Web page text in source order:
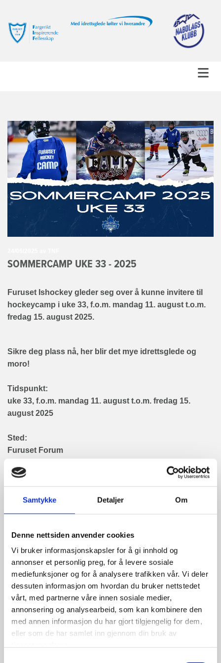
Samtykke Detaljer Om
Denne nettsiden anvender cookies
Vi bruker informasjonskapsler for å gi innhold og
annonser et personlig preg, for å levere sosiale
mediefunksjoner og for å analysere trafikken vår. Vi deler
dessuten informasjon om hvordan du bruker nettstedet
vårt, med partnerne våre innen sosiale medier,
annonsering og analysearbeid, som kan kombinere den
med annen informasjon du har gjort tilgjengelig for dem,
eller som de har samlet inn gjennom din bruk av
SOMMERCAMP UKE 33 - 2025
Furuset Ishockey gleder seg over å kunne invitere til
hockeycamp i uke 33, f.o.m. mandag 11. august t.o.m.
fredag 15. august 2025.
Sikre deg plass nå, her blir det mye idrettsglede og
moro!
Tidspunkt:
uke 33, f.o.m. mandag 11. august t.o.m. fredag 15.
august 2025
Sted:
Furuset Forum
For spillere (JENTER og GUTTER) født 2013
(U13/JU13) og yngre.
(Det forutsettes at de kan gå på skøyter på egenhånd)
daglig.
Opplegg hver dag fra 08:00 - 16:00.
Deltakerne vil bli delt inn i grupper etter alder og
ferdigheter, for å optimalisere treningene og
utviklingsmulighetene.
Det vil bli servert et varmt måltid til lunsj, og det vil være